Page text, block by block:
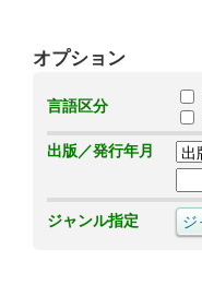
オプション
言語区分
出版／発行年月
ジャンル指定